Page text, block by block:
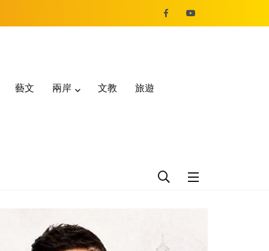
藝文 兩岸 文教 旅遊